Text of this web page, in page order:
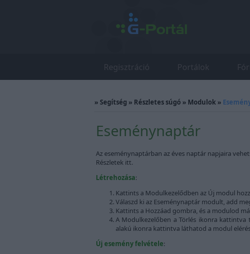
Regisztráció Portálok
» Segítség » Részletes súgó» Modulok»
Eseménynaptár
Az eseménynaptárban az éves naptár napjaira
Részletek itt.
Létrehozása:
Kattints a Modulkezelődben az Új modul
Válaszd ki az Eseménynaptár modult, add
Kattints a Hozzáad gombra, és a modulod
A Modulkezelőben a Törlés ikonra
alakú ikonra kattintva láthatod a modul
Új esemény felvétele: